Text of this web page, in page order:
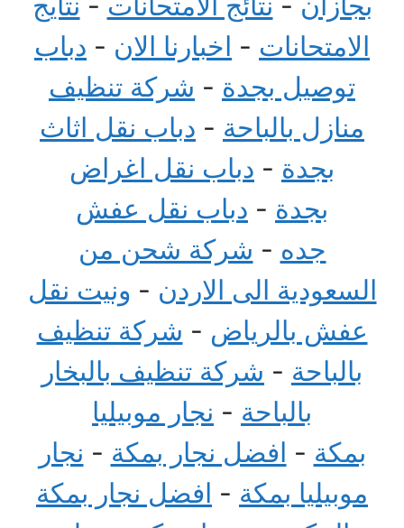
الامتحانات - اخبارنا الان - دباب
توصيل بجدة - شركة تنظيف
منازل بالباحة - دباب نقل اثاث
بجدة - دباب نقل اغراض
بجدة - دباب نقل عفش
جده - شركة شحن من
السعودية الى الاردن - ونيت نقل
عفش بالرياض - شركة تنظيف
بالباحة - شركة تنظيف بالبخار
بالباحة - نجار موبيليا
بمكة - افضل نجار بمكة - نجار
موبيليا بمكة - افضل نجار بمكة